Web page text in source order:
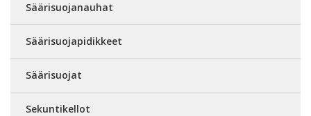
Säärisuojanauhat
Säärisuojapidikkeet
Säärisuojat
Sekuntikellot